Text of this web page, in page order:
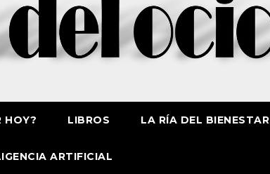
HOY? LIBROS LA RÍA DEL BIENESTAR
ARTIFICIAL